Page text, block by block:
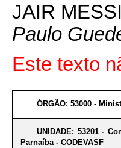
JAIR
Paulo
Este texto
ÓRGÃO: 53000 -
UNIDADE: 53201 -
Parnaíba - CODEVASF